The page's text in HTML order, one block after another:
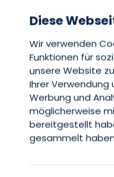
Diese
Wir verwenden
Funktionen für
unsere Website
Ihrer Verwendung
Werbung und
möglicherweise
bereitgestellt
gesammelt